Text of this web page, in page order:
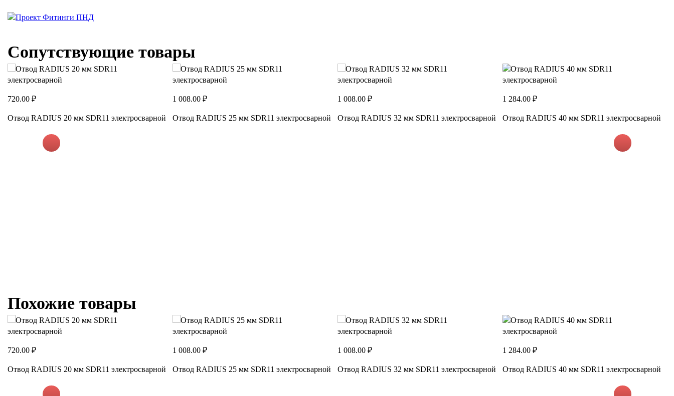
Сопутствующие товары
720.00 ₽
Отвод RADIUS 20 мм SDR11 электросварной
1 008.00 ₽
Отвод RADIUS 25 мм SDR11 электросварной
1 008.00 ₽
Отвод RADIUS 32 мм SDR11 электросварной
1 284.00 ₽
Отвод RADIUS 40 мм SDR11 электросварной
Похожие товары
720.00 ₽
Отвод RADIUS 20 мм SDR11 электросварной
1 008.00 ₽
Отвод RADIUS 25 мм SDR11 электросварной
1 008.00 ₽
Отвод RADIUS 32 мм SDR11 электросварной
1 284.00 ₽
Отвод RADIUS 40 мм SDR11 электросварной